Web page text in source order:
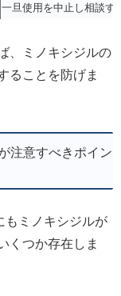
一旦使用を中止し相談す
、ミノキシジルの
ることを防げま
注意すべきポイン
もミノキシジルが
くつか存在しま